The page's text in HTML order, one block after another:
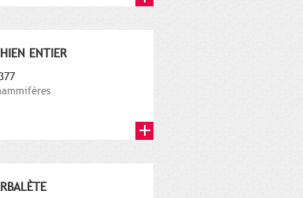
ENTIER